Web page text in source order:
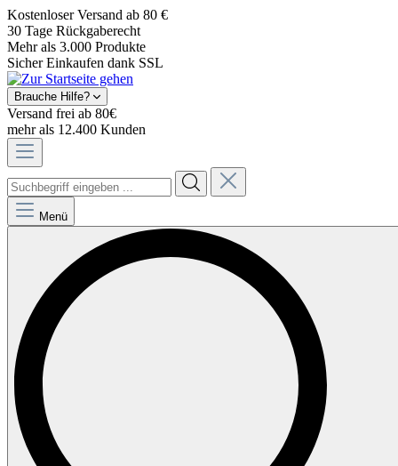
Kostenloser Versand ab 80 €
30 Tage Rückgaberecht
Mehr als 3.000 Produkte
Sicher Einkaufen dank SSL
Brauche Hilfe?
Versand frei ab 80€
mehr als 12.400 Kunden
Menü